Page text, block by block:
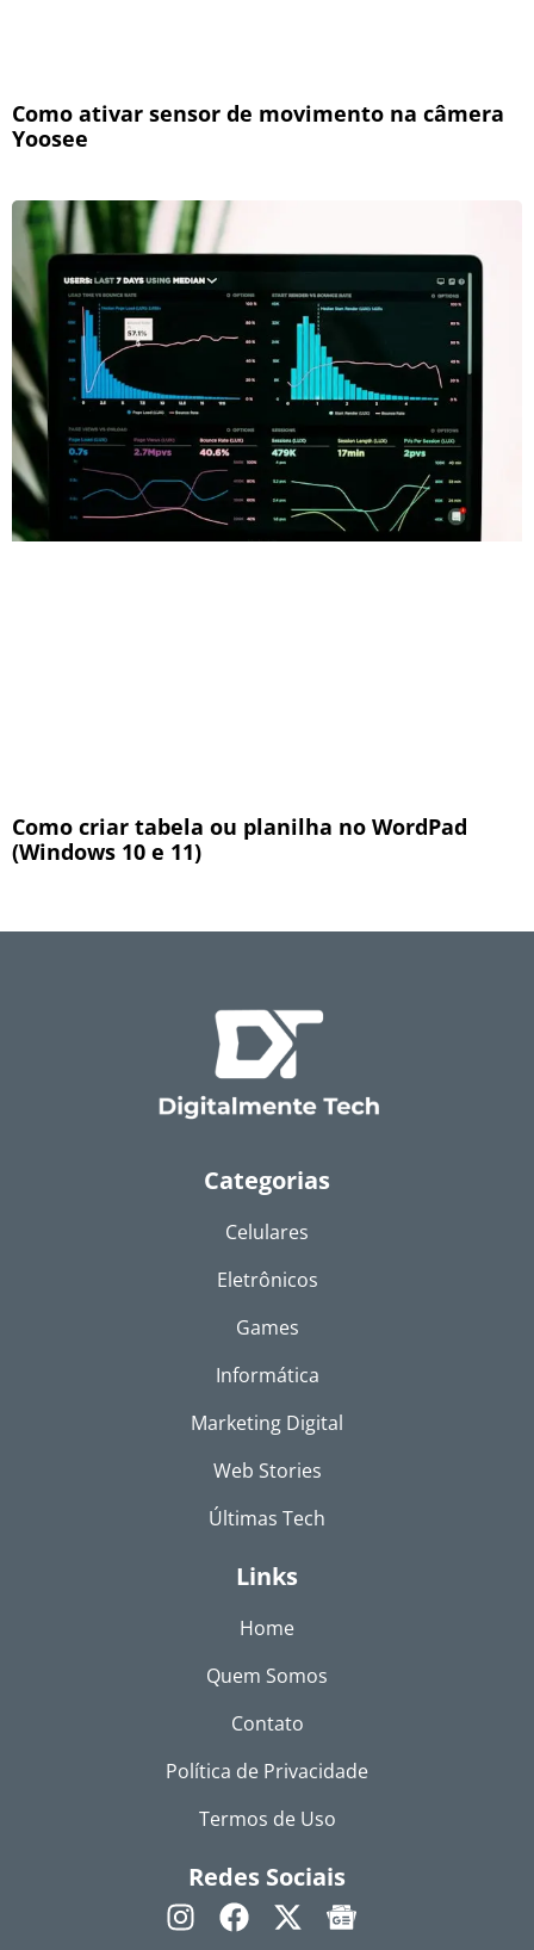
Como ativar sensor de movimento na câmera
Yoosee
Como criar tabela ou planilha no WordPad
(Windows 10 e 11)
Categorias
Celulares
Eletrônicos
Games
Informática
Marketing Digital
Web Stories
Últimas Tech
Links
Home
Quem Somos
Contato
Política de Privacidade
Termos de Uso
Redes Sociais